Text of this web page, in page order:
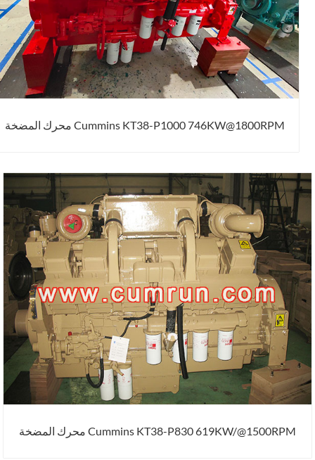
Cummins KT38-P1000 746KW@1800RPM محرك المضخة
Cummins KT38-P830 619KW/@1500RPM محرك المضخة